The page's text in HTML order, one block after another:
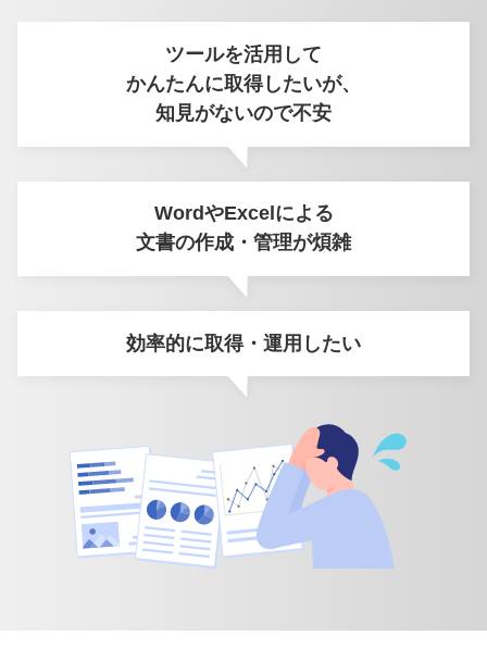
ツールを活用して
かんたんに取得したいが、
知見がないので不安
WordやExcelによる
文書の作成・管理が煩雑
効率的に取得・運用したい